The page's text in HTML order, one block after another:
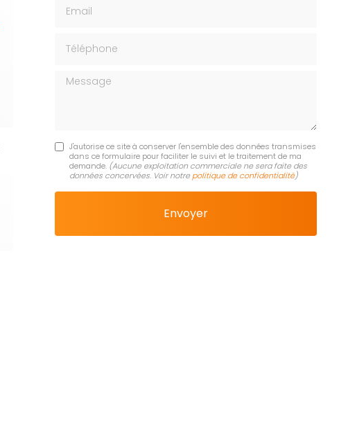
Message
J'autorise ce site à conserver l'ensemble des données transmises
dans ce formulaire pour faciliter le suivi et le traitement de ma
demande. (Aucune exploitation commerciale ne sera faite des
données concervées. Voir notre politique de confidentialité)